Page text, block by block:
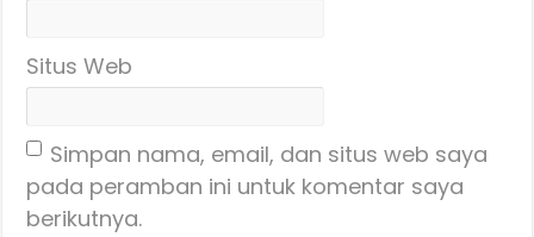
Situs Web
Simpan nama, email, dan situs web saya
pada peramban ini untuk komentar saya
berikutnya.